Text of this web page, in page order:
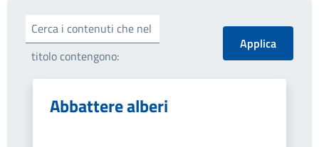
Cerca i contenuti che nel
titolo contengono:
Abbattere alberi